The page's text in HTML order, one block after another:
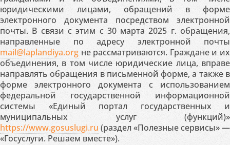
юридическими лицами, обращений в форме
электронного документа посредством электронной
почты. В связи с этим с 30 марта 2025 г. обращения,
направленные по адресу электронной почты
mail@laplandiya.org не рассматриваются. Граждане и их
объединения, в том числе юридические лица, вправе
направлять обращения в письменной форме, а также в
форме электронного документа с использованием
федеральной государственной информационной
системы «Единый портал государственных и
муниципальных услуг (функций)»
https://www.gosuslugi.ru (раздел «Полезные сервисы» —
«Госуслуги. Решаем вместе»).